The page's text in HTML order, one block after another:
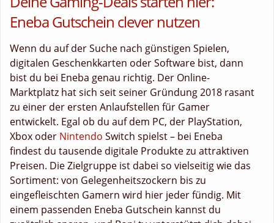
Eneba Gutschein clever nutzen
Wenn du auf der Suche nach günstigen Spielen,
digitalen Geschenkkarten oder Software bist, dann
bist du bei Eneba genau richtig. Der Online-
Marktplatz hat sich seit seiner Gründung 2018 rasant
zu einer der ersten Anlaufstellen für Gamer
entwickelt. Egal ob du auf dem PC, der PlayStation,
Xbox oder Nintendo Switch spielst – bei Eneba
findest du tausende digitale Produkte zu attraktiven
Preisen. Die Zielgruppe ist dabei so vielseitig wie das
Sortiment: von Gelegenheitszockern bis zu
eingefleischten Gamern wird hier jeder fündig. Mit
einem passenden Eneba Gutschein kannst du